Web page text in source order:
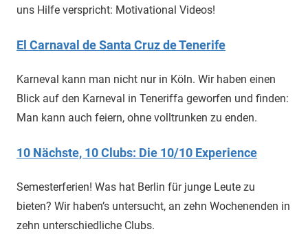
uns Hilfe verspricht: Motivational Videos!
El Carnaval de Santa Cruz de Tenerife
Karneval kann man nicht nur in Köln. Wir haben einen
Blick auf den Karneval in Teneriffa geworfen und finden:
Man kann auch feiern, ohne volltrunken zu enden.
10 Nächste, 10 Clubs: Die 10/10 Experience
Semesterferien! Was hat Berlin für junge Leute zu
bieten? Wir haben’s untersucht, an zehn Wochenenden in
zehn unterschiedliche Clubs.